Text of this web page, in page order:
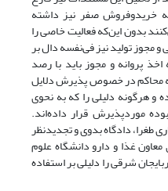
خریدوفروش صفر نیز داشته
بدون این‌که فعالیت خاصی را
مجوز تولید نیز فی‌نفسه دال بر
پروانه و مجوز باید با رصد
محاکم در خصوص پذیرش دلایل
هرگونه دلیلی را که به نحوی
موردپذیرش قرار داده‌اند.
طغرا، دادگاه بدوی و تجدیدنظر
غذا و دارو دانشگاه علوم
شرقی را دلیلی بر استفاده